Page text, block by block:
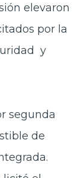
elevaron
por la
y
segunda
de